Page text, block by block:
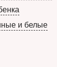
и белые